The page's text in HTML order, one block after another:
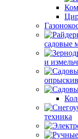
садовые
и
техника